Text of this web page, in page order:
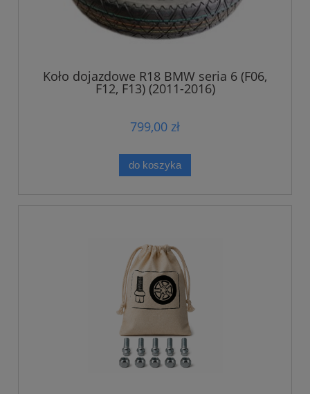
Koło dojazdowe R18 BMW seria 6 (F06,
F12, F13) (2011-2016)
799,00 zł
do koszyka